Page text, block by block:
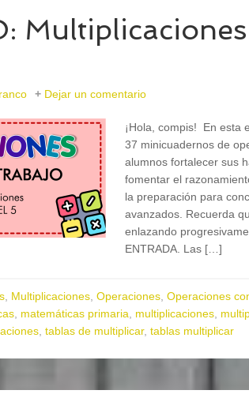
Dejar un comentario
¡Hola, compis! En esta
37 minicuadernos de
alumnos fortalecer sus
fomentar el
la preparación para
avanzados. Recuerda
enlazando
ENTRADA. Las […]
Multiplicaciones Operaciones Operaciones
matemáticas primaria multiplicaciones
tablas de multiplicar, tablas multiplicar